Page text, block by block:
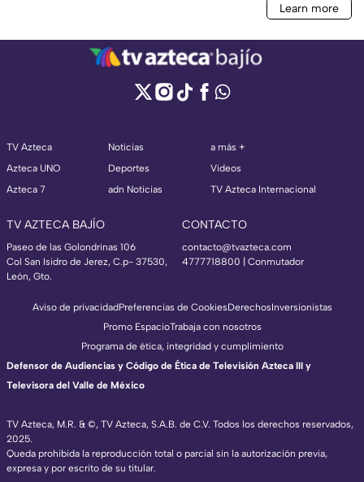
TV Azteca
Azteca UNO
Azteca 7
Noticias
Deportes
adn Noticias
a más +
Videos
TV Azteca Internacional
TV AZTECA BAJÍO
Paseo de las Golondrinas 106
Col San Isidro de Jerez, C.p- 37530,
León, Gto.
CONTACTO
contacto@tvazteca.com
4777718800 | Conmutador
TV Azteca, M.R. & ©, TV Azteca, S.A.B. de C.V. Todos los derechos reservados,
2025.
Queda prohibida la reproducción total o parcial sin la autorización previa,
expresa y por escrito de su titular.
Aviso de privacidadPreferencias de CookiesDerechosInversionistas
Promo EspacioTrabaja con nosotros
Programa de ética, integridad y cumplimiento
Defensor de Audiencias y Código de Ética de Televisión Azteca III y
Televisora del Valle de México